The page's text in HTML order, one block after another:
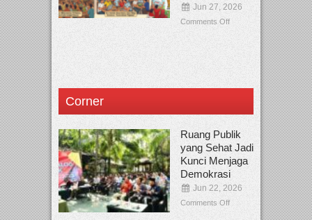
Jun 27, 2026
Comments Off
Corner
Ruang Publik
yang Sehat Jadi
Kunci Menjaga
Demokrasi
Jun 22, 2026
Comments Off